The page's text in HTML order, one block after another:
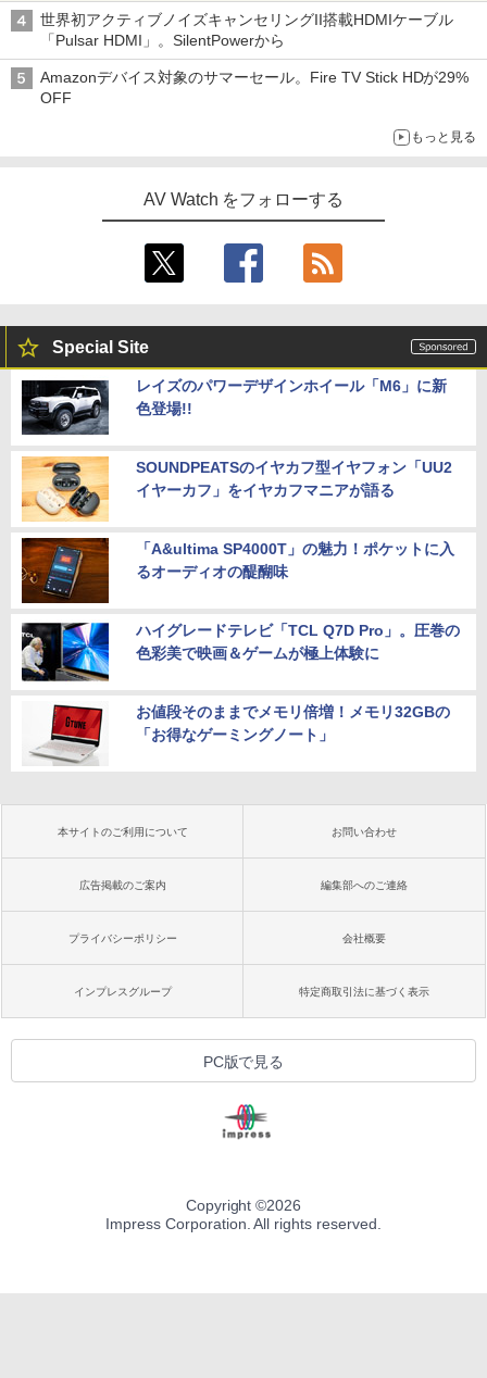
世界初アクティブノイズキャンセリングII搭載HDMIケーブル
「Pulsar HDMI」。SilentPowerから
Amazonデバイス対象のサマーセール。Fire TV Stick HDが29%
OFF
もっと見る
AV Watch をフォローする
Special Site
レイズのパワーデザインホイール「M6」に新
色登場!!
SOUNDPEATSのイヤカフ型イヤフォン「UU2
イヤーカフ」をイヤカフマニアが語る
「A&ultima SP4000T」の魅力！ポケットに入
るオーディオの醍醐味
ハイグレードテレビ「TCL Q7D Pro」。圧巻の
色彩美で映画＆ゲームが極上体験に
お値段そのままでメモリ倍増！メモリ32GBの
「お得なゲーミングノート」
本サイトのご利用について お問い合わせ
広告掲載のご案内 編集部へのご連絡
プライバシーポリシー 会社概要
インプレスグループ 特定商取引法に基づく表示
PC版で見る
Copyright ©2026
Impress Corporation. All rights reserved.